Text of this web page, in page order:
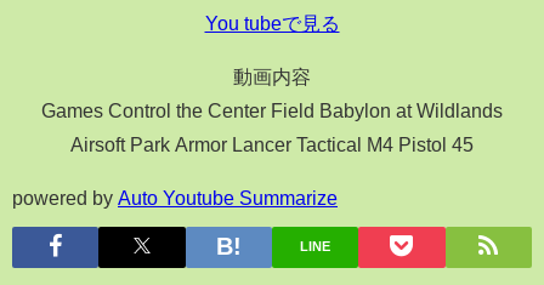
You tubeで見る
動画内容
Games Control the Center Field Babylon at Wildlands
Airsoft Park Armor Lancer Tactical M4 Pistol 45
powered by Auto Youtube Summarize
LINE